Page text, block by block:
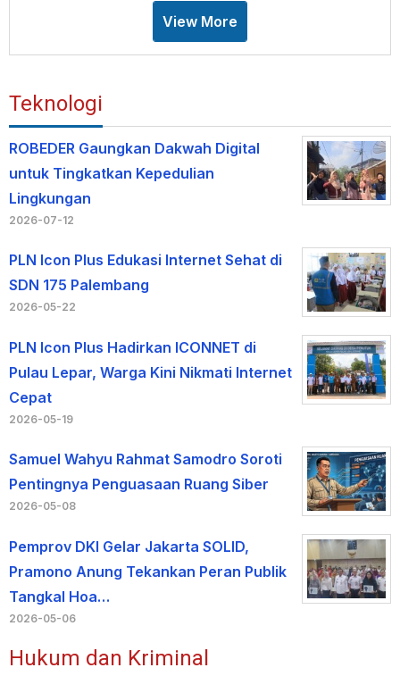
View More
Teknologi
ROBEDER Gaungkan Dakwah Digital
untuk Tingkatkan Kepedulian
Lingkungan
2026-07-12
PLN Icon Plus Edukasi Internet Sehat di
SDN 175 Palembang
2026-05-22
PLN Icon Plus Hadirkan ICONNET di
Pulau Lepar, Warga Kini Nikmati Internet
Cepat
2026-05-19
Samuel Wahyu Rahmat Samodro Soroti
Pentingnya Penguasaan Ruang Siber
2026-05-08
Pemprov DKI Gelar Jakarta SOLID,
Pramono Anung Tekankan Peran Publik
Tangkal Hoa…
2026-05-06
Hukum dan Kriminal